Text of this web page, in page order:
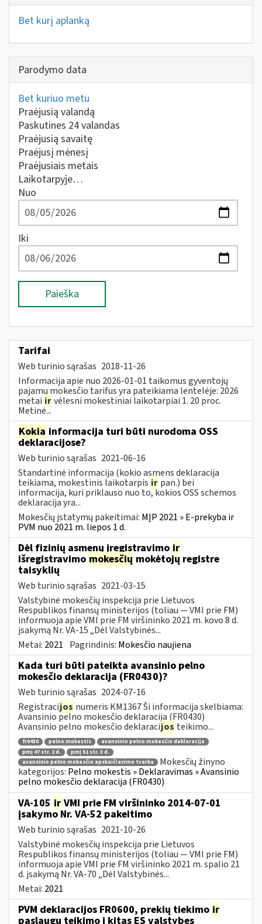
Bet kurį aplanką
Parodymo data
Bet kuriuo metu
Praėjusią valandą
Paskutines 24 valandas
Praėjusią savaitę
Praėjusį mėnesį
Praėjusiais metais
Laikotarpyje…
Nuo
Iki
Paieška
Tarifai
Web turinio sąrašas 2018-11-26
Informacija apie nuo 2026-01-01 taikomus gyventojų
pajamų mokesčio tarifus yra pateikiama lentelėje: 2026
metai irvėlesni mokestiniai laikotarpiai 1. 20 proc.
Metinė...
Kokia informacija turi būti nurodoma OSS
deklaracijose?
Web turinio sąrašas 2021-06-16
Standartinė informacija (kokio asmens deklaracija
teikiama, mokestinis laikotarpis ir pan.) bei
informacija, kuri priklauso nuo to, kokios OSS schemos
deklaracija yra...
Mokesčių įstatymų pakeitimai: MĮP 2021 » E-prekyba ir
PVM nuo 2021 m. liepos 1 d.
Dėl fizinių asmenų įregistravimo ir
išregistravimo mokesčių mokėtojų registre
taisyklių
Web turinio sąrašas 2021-03-15
Valstybinė mokesčių inspekcija prie Lietuvos
Respublikos finansų ministerijos (toliau ― VMI prie FM)
informuoja apie VMI prie FM viršininko 2021 m. kovo 8 d.
įsakymą Nr. VA-15 „Dėl Valstybinės...
Metai: 2021 Pagrindinis: Mokesčio naujiena
Kada turi būti pateikta avansinio pelno
mokesčio deklaracija (FR0430)?
Web turinio sąrašas 2024-07-16
Registracijos numeris KM1367 Ši informacija skelbiama:
Avansinio pelno mokesčio deklaracija (FR0430)
Avansinio pelno mokesčio deklaracijos teikimo...
fr0430 pelno mokestis
avansinio pelno mokesčio deklaracija
pmį 47 str. 2 d.
pmį 51 str. 3 d.
avansinio pelno mokesčio apskaičiavimo tvarka
Mokesčių žinyno
kategorijos: Pelno mokestis » Deklaravimas » Avansinio
pelno mokesčio deklaracija (FR0430)
VA-105 ir VMI prie FM viršininko 2014-07-01
įsakymo Nr. VA-52 pakeitimo
Web turinio sąrašas 2021-10-26
Valstybinė mokesčių inspekcija prie Lietuvos
Respublikos finansų ministerijos (toliau ― VMI prie FM)
informuoja apie VMI prie FM viršininko 2021 m. spalio 21
d. įsakymą Nr. VA-70 „Dėl Valstybinės...
Metai: 2021
PVM deklaracijos FR0600, prekių tiekimo ir
paslaugų teikimo į kitas ES valstybes